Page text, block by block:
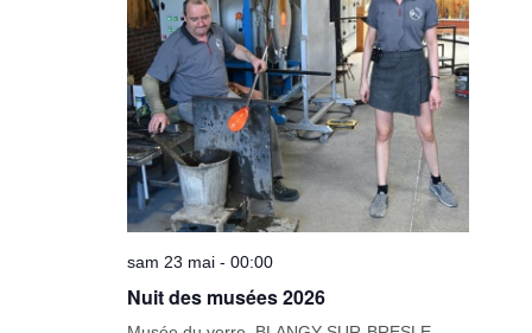
sam 23 mai - 00:00
Nuit des musées 2026